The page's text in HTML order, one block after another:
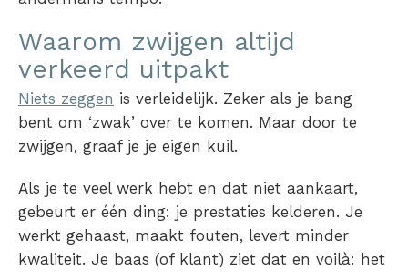
Waarom zwijgen altijd
verkeerd uitpakt
Niets zeggen is verleidelijk. Zeker als je bang
bent om ‘zwak’ over te komen. Maar door te
zwijgen, graaf je je eigen kuil.
Als je te veel werk hebt en dat niet aankaart,
gebeurt er één ding: je prestaties kelderen. Je
werkt gehaast, maakt fouten, levert minder
kwaliteit. Je baas (of klant) ziet dat en voilà: het